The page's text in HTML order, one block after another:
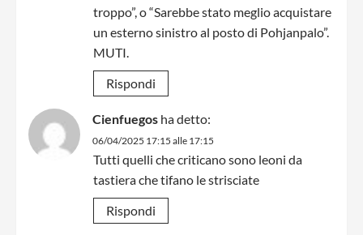
troppo”, o “Sarebbe stato meglio acquistare
un esterno sinistro al posto di Pohjanpalo”.
MUTI.
Rispondi
Cienfuegos ha detto:
06/04/2025 17:15 alle 17:15
Tutti quelli che criticano sono leoni da
tastiera che tifano le strisciate
Rispondi